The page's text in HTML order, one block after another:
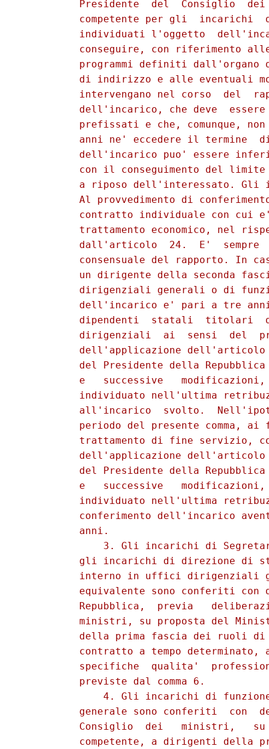
Presidente  del  Consiglio
competente per gli  incarichi
individuati l'oggetto
conseguire, con riferimento
programmi definiti dall'organo
di indirizzo e alle eventuali
intervengano nel corso  del
dell'incarico, che deve
prefissati e che, comunque,
anni ne' eccedere il termine
dell'incarico puo' essere
con il conseguimento del
a riposo dell'interessato. Gli
Al provvedimento di
contratto individuale con cui
trattamento economico, nel
dall'articolo  24.  E'  sempre
consensuale del rapporto. In
un dirigente della seconda
dirigenziali generali o di
dell'incarico e' pari a tre
dipendenti  statali  titolari
dirigenziali  ai  sensi  del
dell'applicazione
del Presidente della
e   successive
individuato nell'ultima
all'incarico  svolto.
periodo del presente comma, ai
trattamento di fine servizio,
dell'applicazione
del Presidente della
e   successive
individuato nell'ultima
conferimento dell'incarico
          anni.
3. Gli incarichi di
gli incarichi di direzione di
interno in uffici dirigenziali
equivalente sono conferiti con
Repubblica,  previa
ministri, su proposta del
della prima fascia dei ruoli
contratto a tempo determinato,
specifiche  qualita'
          previste dal comma 6.
4. Gli incarichi di
generale sono conferiti  con
Consiglio  dei   ministri,
competente, a dirigenti della